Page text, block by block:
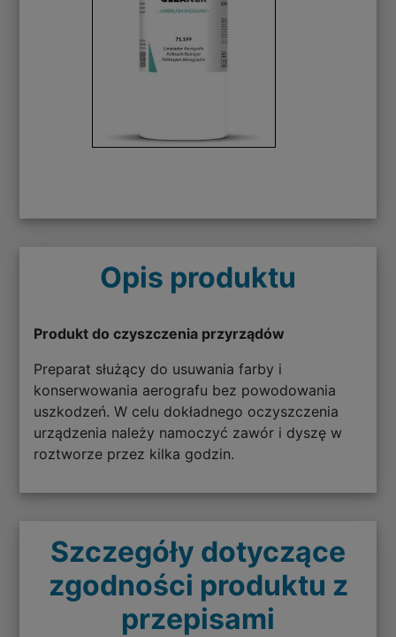
Opis produktu
Produkt do czyszczenia przyrządów
Preparat służący do usuwania farby i
konserwowania aerografu bez powodowania
uszkodzeń. W celu dokładnego oczyszczenia
urządzenia należy namoczyć zawór i dyszę w
roztworze przez kilka godzin.
Szczegóły dotyczące
zgodności produktu z
przepisami